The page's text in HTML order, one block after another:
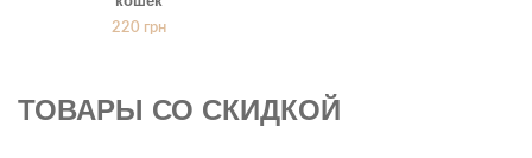
220 грн
ТОВАРЫ СО СКИДКОЙ